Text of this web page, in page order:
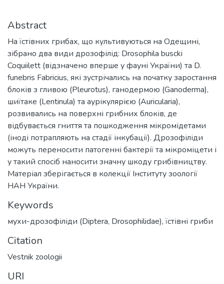
Abstract
На їстівних грибах, що культивуються на Одещині,
зібрано два види дрозофілід: Drosophila buscki
Coquiilett (відзначено вперше у фауні України) та D.
funebris Fabricius, які зустрічались на початку заростання
блоків з гливою (Pleurotus), ганодермою (Ganoderma),
шиїтаке (Lentinula) та аурікулярією (Auricularia),
розвивались на поверхні грибних блоків, де
відбувається гниття та пошкодження мікромідетами
(іноді потрапляють на стадії інкубації). Дрозофіліди
можуть переносити патогенні бактерії та мікроміцети і
у такий спосіб наносити значну шкоду грибівництву.
Матеріал зберігається в колекції Інституту зоології
НАН України.
Keywords
мухи-дрозофіліди (Diptera, Drosophilidae),їстівні гриби
Citation
Vestnik zoologii
URI